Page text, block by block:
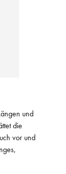
und
die
vor und